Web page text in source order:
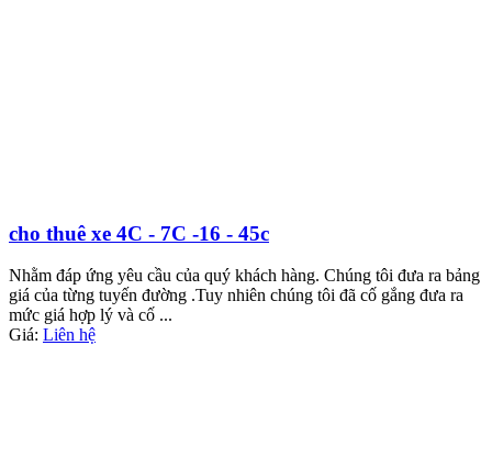
cho thuê xe 4C - 7C -16 - 45c
Nhằm đáp ứng yêu cầu của quý khách hàng. Chúng tôi đưa ra bảng
giá của từng tuyến đường .Tuy nhiên chúng tôi đã cố gắng đưa ra
mức giá hợp lý và cố ...
Giá: Liên hệ